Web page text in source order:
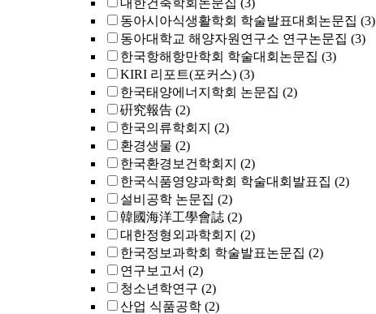
대한건축학회논문집 (3)
동아시아식생활학회 학술발표대회논문집 (3)
동아대학교 해양자원연구소 연구논문집 (3)
한국항해항만학회 학술대회논문집 (3)
KIRI 리포트(포커스) (3)
한국태양에너지학회 논문집 (2)
硏究報告 (2)
한국의류학회지 (2)
환경생물 (2)
한국환경보건학회지 (2)
한국식품영양과학회 학술대회발표집 (2)
설비공학 논문집 (2)
韓國海洋工學會誌 (2)
대한정형외과학회지 (2)
한국정보과학회 학술발표논문집 (2)
연구보고서 (2)
청소년학연구 (2)
산업 식품공학 (2)